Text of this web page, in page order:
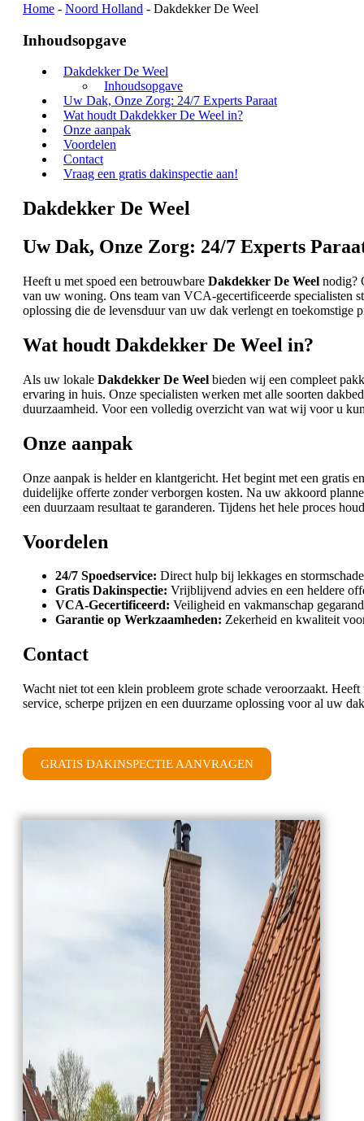
Home - Noord Holland - Dakdekker De Weel
Inhoudsopgave
Dakdekker De Weel
Inhoudsopgave
Uw Dak, Onze Zorg: 24/7 Experts Paraat
Wat houdt Dakdekker De Weel in?
Onze aanpak
Voordelen
Contact
Vraag een gratis dakinspectie aan!
Dakdekker De Weel
Uw Dak, Onze Zorg: 24/7 Experts
Heeft u met spoed een betrouwbare Dakdekker De Weel nodig?
van uw woning. Ons team van VCA-gecertificeerde specialisten
oplossing die de levensduur van uw dak verlengt en toekomstige
Wat houdt Dakdekker De Weel in?
Als uw lokale Dakdekker De Weel bieden wij een compleet
ervaring in huis. Onze specialisten werken met alle soorten
duurzaamheid. Voor een volledig overzicht van wat wij voor u
Onze aanpak
Onze aanpak is helder en klantgericht. Het begint met een gratis
duidelijke offerte zonder verborgen kosten. Na uw akkoord
een duurzaam resultaat te garanderen. Tijdens het hele proces
Voordelen
24/7 Spoedservice: Direct hulp bij lekkages en
Gratis Dakinspectie: Vrijblijvend advies en een heldere
VCA-Gecertificeerd: Veiligheid en vakmanschap
Garantie op Werkzaamheden: Zekerheid en kwaliteit
Contact
Wacht niet tot een klein probleem grote schade veroorzaakt.
service, scherpe prijzen en een duurzame oplossing voor al uw
GRATIS DAKINSPECTIE AANVRAGEN